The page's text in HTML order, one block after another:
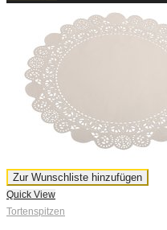
Zur Wunschliste hinzufügen
Quick View
Tortenspitzen